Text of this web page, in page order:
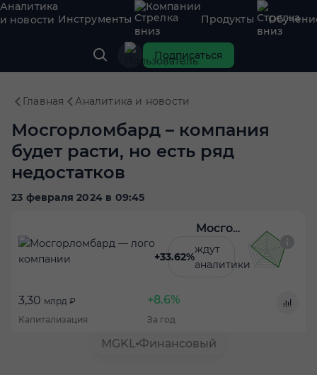
Аналитика
и новости Инструменты
Компании
Продукты
Подписаться
Главная Аналитика и новости
Мосгорломбард – компания
будет расти, но есть ряд
недостатков
23 февраля 2024 в 09:45
Мосгорломбард
+33.62%
ждут
аналитики
3,30 млрд ₽ +8.6%
Капитализация За год
MGKL Финансовый